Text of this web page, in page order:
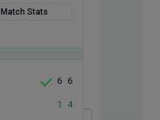
Match Stats
6 6
1 4